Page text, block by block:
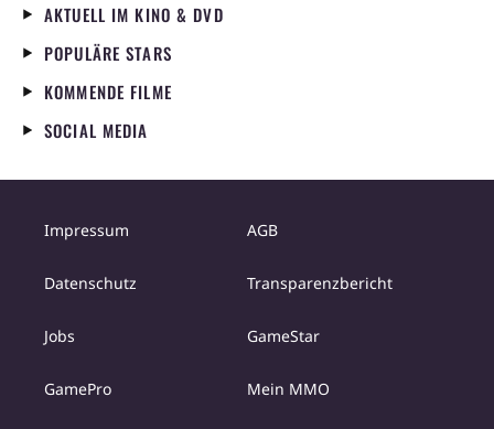
AKTUELL IM KINO & DVD
POPULÄRE STARS
KOMMENDE FILME
SOCIAL MEDIA
Impressum AGB
Datenschutz Transparenzbericht
Jobs GameStar
GamePro Mein MMO